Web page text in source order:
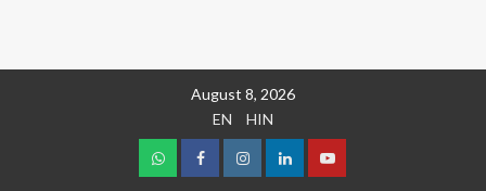
August 8, 2026
EN
HIN